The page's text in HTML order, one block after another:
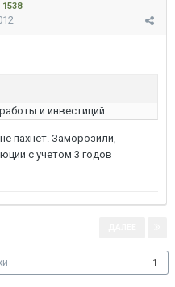
1538
и инвестиций.
пахнет. Заморозили,
с учетом 3 годов
1